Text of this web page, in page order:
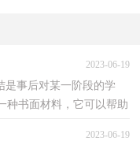
2023-06-19
后对某一阶段的学
种书面材料，它可以帮助
2023-06-19